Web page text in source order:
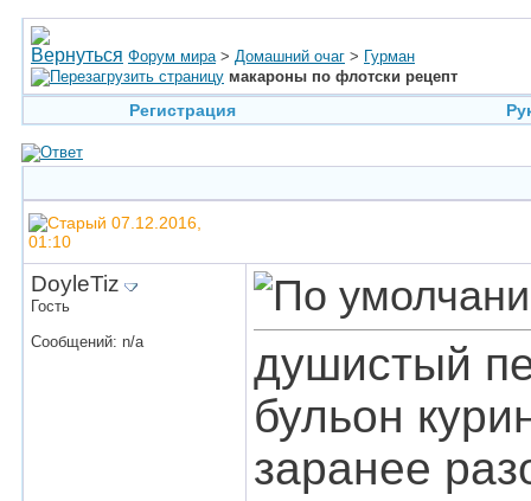
Форум мира > Домашний очаг > Гурман
макароны по флотски рецепт
Регистрация
07.12.2016,
01:10
DoyleTiz
Гость
Сообщений: n/a
душистый
бульон
заранее